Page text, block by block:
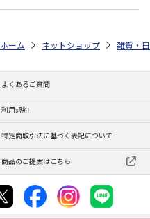
メラミンタンブラー [ふたりはプ
ホーム ネットショップ 雑貨・
よくあるご質問
利用規約
特定商取引法に基づく表記について
商品のご提案はこちら